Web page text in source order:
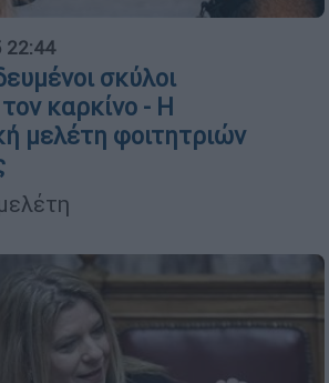
22:44
σκύλοι
τον καρκίνο - Η
μελέτη φοιτητριών